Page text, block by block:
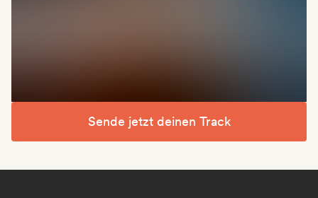
Sende jetzt deinen Track